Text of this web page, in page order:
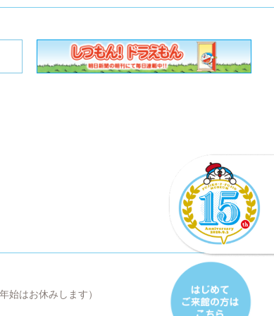
始はお休みします）